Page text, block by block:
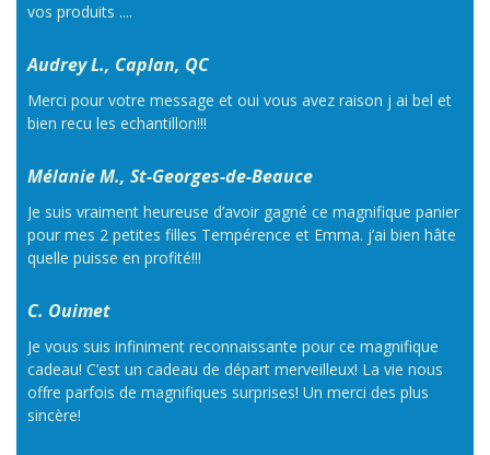
vos produits ....
Audrey L., Caplan, QC
Merci pour votre message et oui vous avez raison j ai bel et
bien recu les echantillon!!!
Mélanie M., St-Georges-de-Beauce
Je suis vraiment heureuse d’avoir gagné ce magnifique panier
pour mes 2 petites filles Tempérence et Emma. j’ai bien hâte
quelle puisse en profité!!!
C. Ouimet
Je vous suis infiniment reconnaissante pour ce magnifique
cadeau! C’est un cadeau de départ merveilleux! La vie nous
offre parfois de magnifiques surprises! Un merci des plus
sincère!